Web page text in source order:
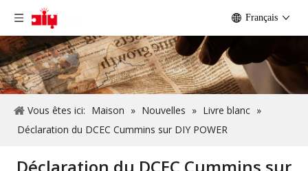
Français
Vous êtes ici: Maison » Nouvelles » Livre blanc »
Déclaration du DCEC Cummins sur DIY POWER